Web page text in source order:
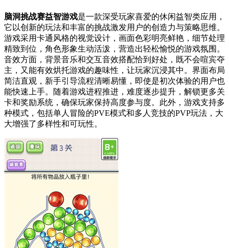
脑洞挑战赛益智游戏是一款深受玩家喜爱的休闲益智类应用，
它以创新的玩法和丰富的挑战激发用户的创造力与策略思维。
游戏采用卡通风格的视觉设计，画面色彩明亮鲜艳，细节处理
精致到位，角色形象生动活泼，营造出轻松愉悦的游戏氛围。
音效方面，背景音乐和交互音效搭配恰到好处，既不会喧宾夺
主，又能有效烘托游戏的趣味性，让玩家沉浸其中。界面布局
简洁直观，新手引导流程清晰易懂，即使是初次体验的用户也
能快速上手。随着游戏进程推进，难度逐步提升，解锁更多关
卡和奖励系统，确保玩家保持高度参与度。此外，游戏支持多
种模式，包括单人冒险的PVE模式和多人竞技的PVP玩法，大
大增强了多样性和可玩性。